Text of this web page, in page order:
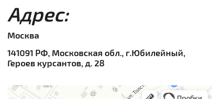
Адрес:
Москва
141091 РФ, Московская обл., г.Юбилейный,
Героев курсантов, д. 28